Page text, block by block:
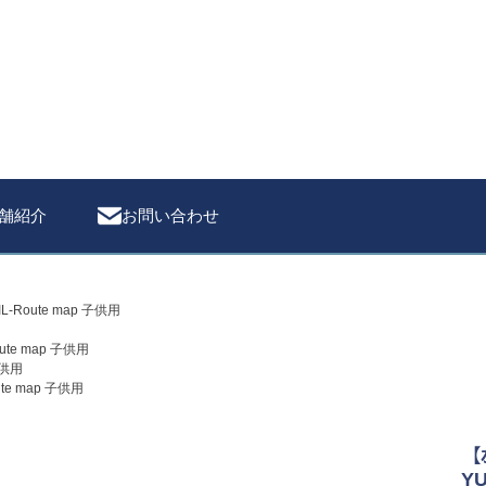
紹介 お問い合わせ
Route map 子供用
map 子供用
用
map 子供用